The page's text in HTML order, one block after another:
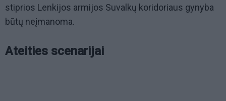
stiprios Lenkijos armijos Suvalkų koridoriaus gynyba
būtų neįmanoma.
Ateities scenarijai